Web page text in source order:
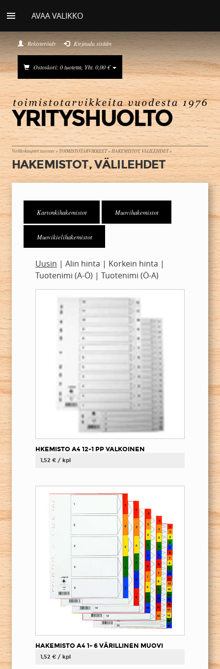
AVAA VALIKKO
Rekisteröidy Kirjaudu sisään
Ostoskori: 0 tuotetta, Yht. 0,00 €
Verkkokaupan tuotteet»TOIMISTOTARVIKKEET»HAKEMISTOT, VÄLILEHDET»
HAKEMISTOT, VÄLILEHDET
Kartonkihakemistot Muovihakemistot
Muovikielihakemistot
Uusin | Alin hinta | Korkein hinta |
Tuotenimi (A-Ö) | Tuotenimi (Ö-A)
HKEMISTO A4 12-1 PP VALKOINEN
1,52 € / kpl
HAKEMISTO A4 1- 6 VÄRILLINEN MUOVI
1,52 € / kpl